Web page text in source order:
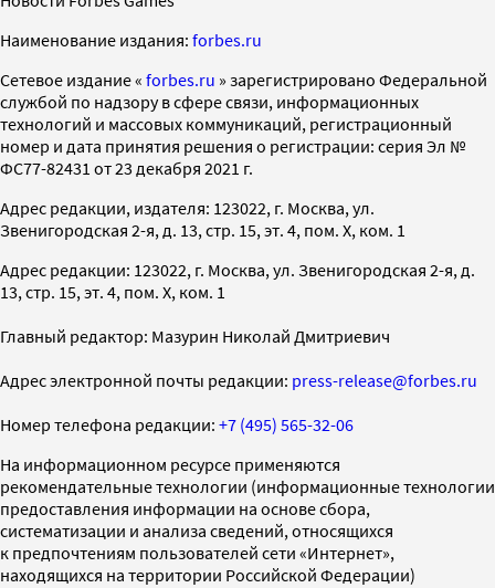
Наименование издания: forbes.ru
Cетевое издание « forbes.ru » зарегистрировано Федеральной
службой по надзору в сфере связи, информационных
технологий и массовых коммуникаций, регистрационный
номер и дата принятия решения о регистрации: серия Эл №
ФС77-82431 от 23 декабря 2021 г.
Адрес редакции, издателя: 123022, г. Москва, ул.
Звенигородская 2-я, д. 13, стр. 15, эт. 4, пом. X, ком. 1
Адрес редакции: 123022, г. Москва, ул. Звенигородская 2-я, д.
13, стр. 15, эт. 4, пом. X, ком. 1
Главный редактор: Мазурин Николай Дмитриевич
Адрес электронной почты редакции: press-release@forbes.ru
Номер телефона редакции: +7 (495) 565-32-06
На информационном ресурсе применяются
рекомендательные технологии (информационные технологии
предоставления информации на основе сбора,
систематизации и анализа сведений, относящихся
к предпочтениям пользователей сети «Интернет»,
находящихся на территории Российской Федерации)